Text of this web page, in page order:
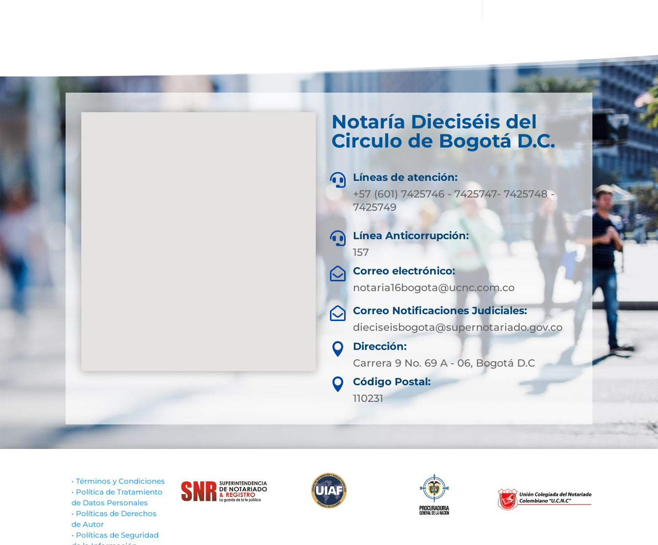
Notaría Dieciséis del
Circulo de Bogotá D.C.

Líneas de atención:
+57 (601) 7425746 - 7425747- 7425748 -
7425749

Línea Anticorrupción:
157

Correo electrónico:
notaria16bogota@ucnc.com.co
 Correo Notificaciones Judiciales:
dieciseisbogota@supernotariado.gov.co

Dirección:
Carrera 9 No. 69 A - 06, Bogotá D.C

Código Postal:
110231
• Términos y Condiciones
• Política de Tratamiento
de Datos Personales
• Políticas de Derechos
de Autor
• Políticas de Seguridad